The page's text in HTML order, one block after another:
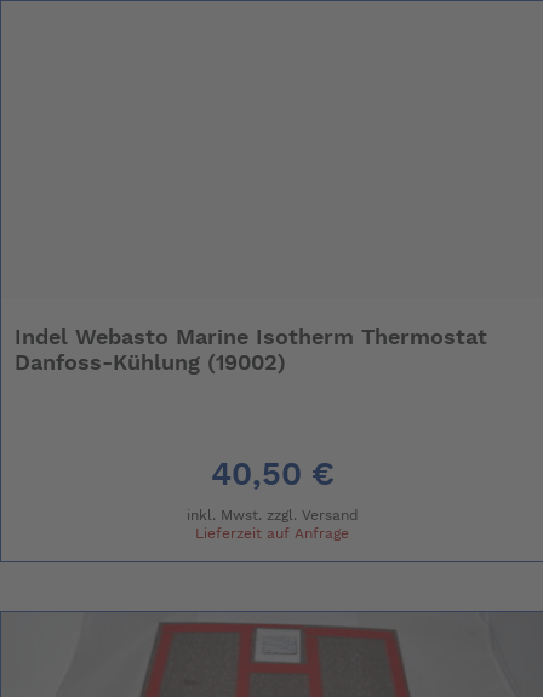
Indel Webasto Marine Isotherm Thermostat
Danfoss-Kühlung (19002)
40,50 €
inkl. Mwst. zzgl. Versand
Lieferzeit auf Anfrage